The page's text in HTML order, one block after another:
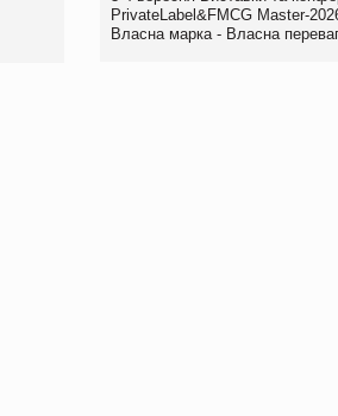
PrivateLabel&FMCG Master-
Власна марка - Власна